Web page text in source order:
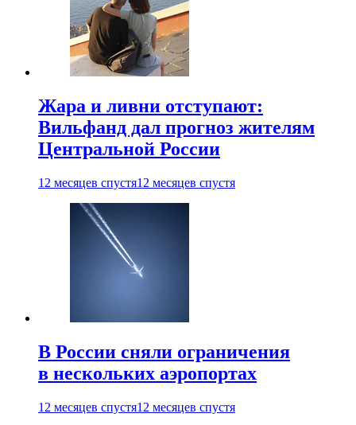
Жара и ливни отступают:
Вильфанд дал прогноз жителям
Центральной России
12 месяцев спустя12 месяцев спустя
В России сняли ограничения
в нескольких аэропортах
12 месяцев спустя12 месяцев спустя